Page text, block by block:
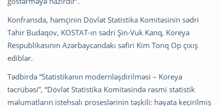
Konfransda, həmçinin Dövlət Statistika Komitəsinin sədri
Tahir Budaqov, KOSTAT-ın sədri Şin-Vuk Kanq, Koreya
Respublikasının Azərbaycandakı səfiri Kim Tonq Op çıxış
ediblər.
Tədbirdə “Statistikanın modernləşdirilməsi – Koreya
təcrübəsi”, “Dövlət Statistika Komitəsində rəsmi statistik
məlumatların istehsalı proseslərinin təşkili: həyata keçirilmiş